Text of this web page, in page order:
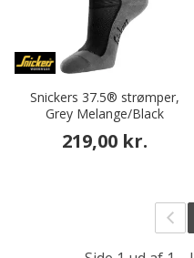
Snickers 37.5® strømper,
Grey Melange/Black
219,00 kr.